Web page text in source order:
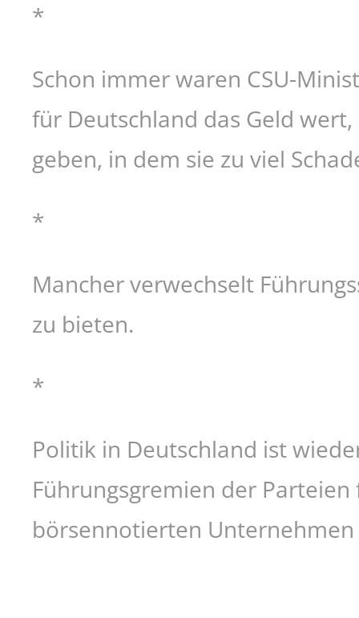
*
Schon immer waren CSU-
für Deutschland das Geld
geben, in dem sie zu viel
*
Mancher verwechselt
zu bieten.
*
Politik in Deutschland ist
Führungsgremien der
börsennotierten